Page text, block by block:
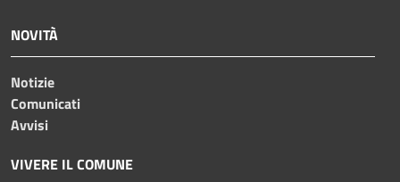
NOVITÀ
Notizie
Comunicati
Avvisi
VIVERE IL COMUNE